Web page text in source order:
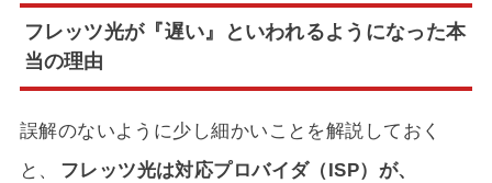
フレッツ光が『遅い』といわれるようになった本
当の理由
誤解のないように少し細かいことを解説しておく
と、
フレッツ光は対応プロバイダ（ISP）が、